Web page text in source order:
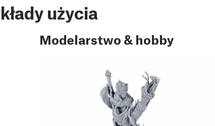
użycia
Modelarstwo & hobby